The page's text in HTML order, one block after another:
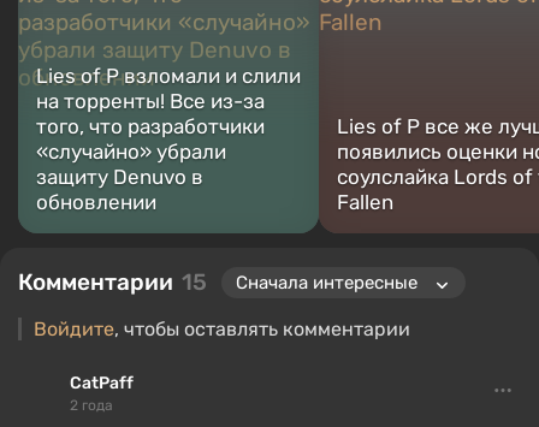
Lies of P взломали и слили
на торренты! Все из-за
того, что разработчики
«случайно» убрали
защиту Denuvo в
обновлении
Lies of P все же
появились оценки
соулслайка Lords
Fallen
Комментарии 15
Войдите, чтобы оставлять комментарии
CatPaff
2 года